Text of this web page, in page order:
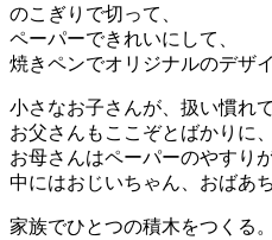
のこぎりで切って、
ペーパーできれいにして、
焼きペンでオリジナルのデザ
小さなお子さんが、扱い慣れ
お父さんもここぞとばかりに
お母さんはペーパーのやすり
中にはおじいちゃん、おばあ
家族でひとつの積木をつくる。